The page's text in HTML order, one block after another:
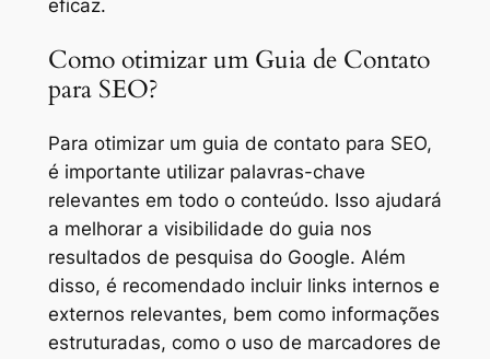
eficaz.
Como otimizar um Guia de Contato
para SEO?
Para otimizar um guia de contato para SEO,
é importante utilizar palavras-chave
relevantes em todo o conteúdo. Isso ajudará
a melhorar a visibilidade do guia nos
resultados de pesquisa do Google. Além
disso, é recomendado incluir links internos e
externos relevantes, bem como informações
estruturadas, como o uso de marcadores de